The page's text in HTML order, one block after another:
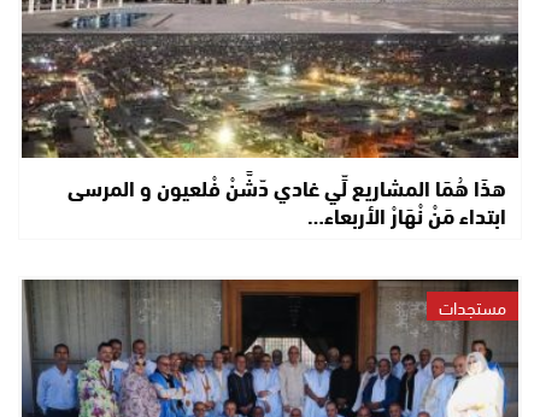
هذَا هُمَا المشاريع لِّي غادي دّشَّنْ فْلعيون و المرسى
ابتداء مَنْ نْهَارْ الأربعاء…
مستجدات